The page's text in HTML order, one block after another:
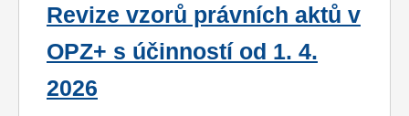
Revize vzorů právních aktů v
OPZ+ s účinností od 1. 4.
2026